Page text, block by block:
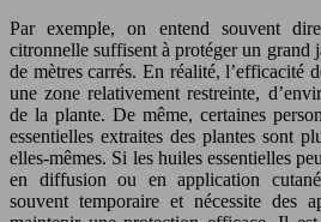
Par exemple, on entend souvent
citronnelle suffisent à protéger un grand
de mètres carrés. En réalité, l’efficacité
une zone relativement restreinte,
de la plante. De même, certaines
essentielles extraites des plantes sont
elles-mêmes. Si les huiles essentielles
en diffusion ou en application
souvent temporaire et nécessite des